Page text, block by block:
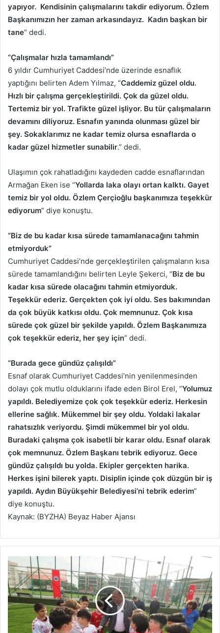
yapıyor. Kendisinin çalışmalarını takdir ediyorum. Özlem
Başkanımızın her zaman arkasındayız. Kadın başkan bir
tane” dedi.
“Çalışmalar hızla tamamlandı”
6 yıldır Cumhuriyet Caddesi’nde üzerinde esnaflık
yaptığını belirten Adem Yılmaz, “Caddemiz güzel oldu.
Hızlı bir çalışma gerçekleştirildi. Çok da güzel oldu.
Tertemiz bir yol. Trafikte güzel işliyor. Bu tür çalışmaların
devamını diliyoruz. Esnafın yanında olunması güzel bir
şey. Sokaklarımız ne kadar temiz olursa esnaflarda o
kadar güzel hizmetler sunabilir.” dedi.
Ulaşımın çok rahatladığını kaydeden cadde esnaflarından
Armağan Eken ise “Yollarda laka olayı ortan kalktı. Gayet
temiz bir yol oldu. Özlem Çerçioğlu başkanımıza teşekkür
ediyorum” diye konuştu.
“Biz de bu kadar kısa sürede tamamlanacağını tahmin
etmiyorduk”
Cumhuriyet Caddesi’nde gerçekleştirilen çalışmaların kısa
sürede tamamlandığını belirten Leyle Şekerci, “Biz de bu
kadar kısa sürede olacağını tahmin etmiyorduk.
Teşekkür ederiz. Gerçekten çok iyi oldu. Ses bakımından
da çok büyük katkısı oldu. Çok memnunuz. Çok kısa
sürede çok güzel bir şekilde yapıldı. Özlem Başkanımıza
çok teşekkür ederiz, her şey için” dedi.
“Burada gece gündüz çalışıldı”
Esnaf olarak Cumhuriyet Caddesi’nin yenilenmesinden
dolayı çok mutlu olduklarını ifade eden Birol Erel, “Yolumuz
yapıldı. Belediyemize çok çok teşekkür ederiz. Herkesin
ellerine sağlık. Mükemmel bir şey oldu. Yoldaki lakalar
rahatsızlık veriyordu. Şimdi mükemmel bir yol oldu.
Buradaki çalışma çok isabetli bir karar oldu. Esnaf olarak
çok memnunuz. Özlem Başkanı tebrik ediyoruz. Gece
gündüz çalışıldı bu yolda. Ekipler gerçekten harika.
Herkes işini bilerek yaptı. Disiplin içinde çok düzgün bir iş
yapıldı. Aydın Büyükşehir Belediyesi’ni tebrik ederim”
diye konuştu.
Kaynak: (BYZHA) Beyaz Haber Ajansı
B
a
ş
k
a
n
Ç